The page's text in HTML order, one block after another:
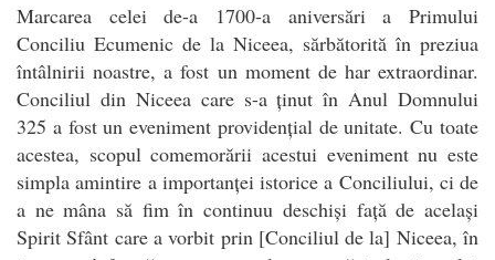
Marcarea celei de-a 1700-a aniversări a Primului
Conciliu Ecumenic de la Niceea, sărbătorită în preziua
întâlnirii noastre, a fost un moment de har extraordinar.
Conciliul din Niceea care s-a ținut în Anul Domnului
325 a fost un eveniment providențial de unitate. Cu toate
acestea, scopul comemorării acestui eveniment nu este
simpla amintire a importanței istorice a Conciliului, ci de
a ne mâna să fim în continuu deschiși față de același
Spirit Sfânt care a vorbit prin [Conciliul de la] Niceea, în